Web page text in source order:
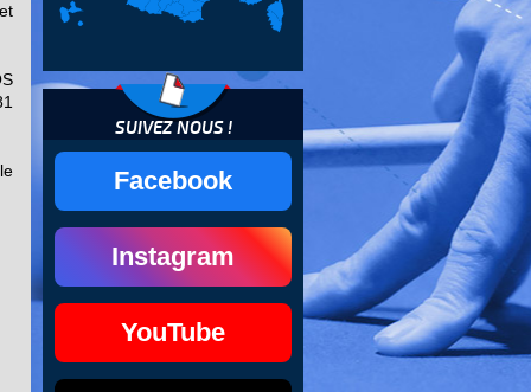
SUIVEZ NOUS !
Facebook
Instagram
YouTube